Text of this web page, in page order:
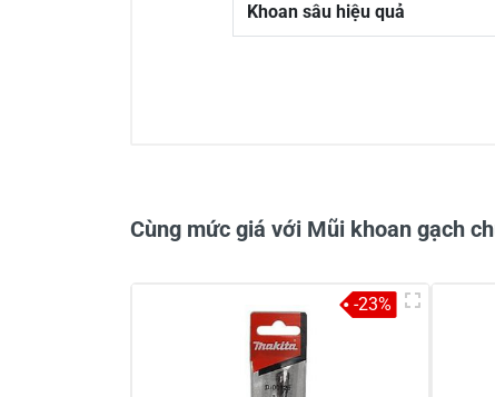
Khoan sâu hiệu quả
Viết nhận xét về sản phẩm
Cùng mức giá với Mũi khoan gạch
-23%